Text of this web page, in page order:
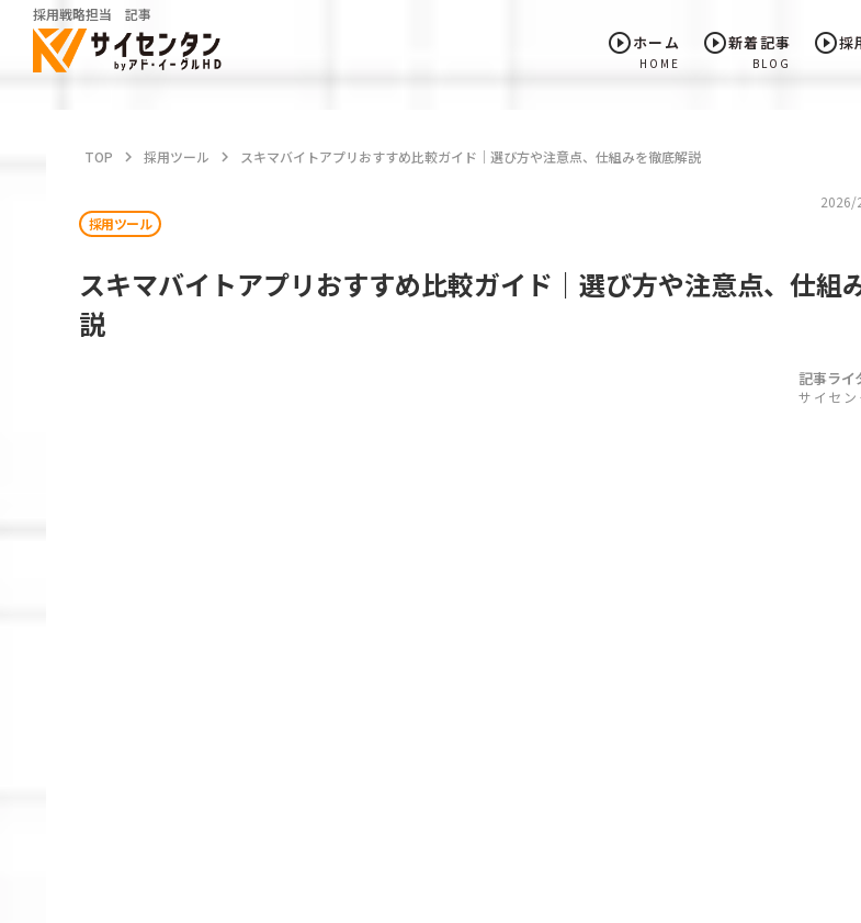
play_circle_outlineホーム
HOME
play_circle_outline新着記事
BLOG
play_circle_outline採
TOP keyboard_arrow_right 採用ツール keyboard_arrow_right スキマバイトアプリおすすめ比較ガイド｜選び方や注意点、仕組みを徹底解説
2026/
採用ツール
スキマバイトアプリおすすめ比較ガイド｜選び方や注意点、仕組
説
記事ライ
サイセ
採用戦略担当 記事